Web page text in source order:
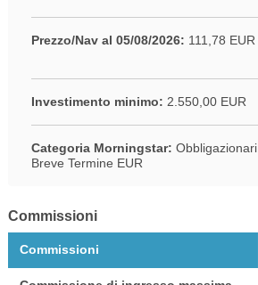
Prezzo/Nav al 05/08/2026: 111,78 EUR
Investimento minimo: 2.550,00 EUR
Categoria Morningstar:
Breve Termine EUR
Commissioni
Commissioni